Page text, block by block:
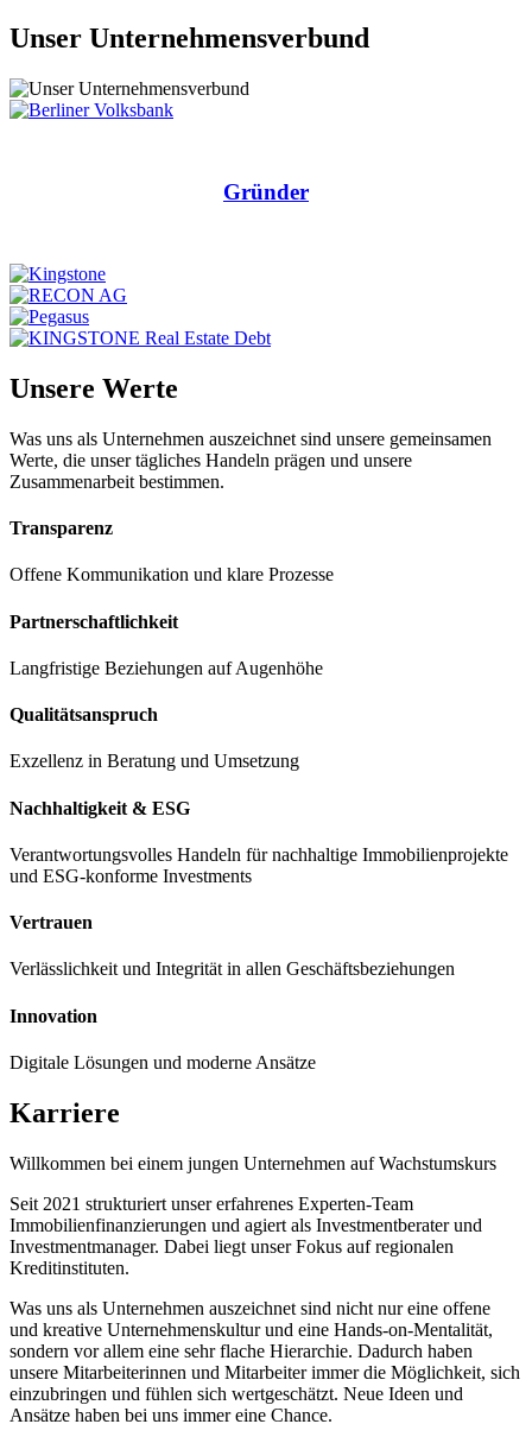
Unser Unternehmensverbund
Gründer
Unsere Werte
Was uns als Unternehmen auszeichnet sind unsere gemeinsamen
Werte, die unser tägliches Handeln prägen und unsere
Zusammenarbeit bestimmen.
Transparenz
Offene Kommunikation und klare Prozesse
Partnerschaftlichkeit
Langfristige Beziehungen auf Augenhöhe
Qualitätsanspruch
Exzellenz in Beratung und Umsetzung
Nachhaltigkeit & ESG
Verantwortungsvolles Handeln für nachhaltige Immobilienprojekte
und ESG-konforme Investments
Vertrauen
Verlässlichkeit und Integrität in allen Geschäftsbeziehungen
Innovation
Digitale Lösungen und moderne Ansätze
Karriere
Willkommen bei einem jungen Unternehmen auf Wachstumskurs
Seit 2021 strukturiert unser erfahrenes Experten-Team
Immobilienfinanzierungen und agiert als Investmentberater und
Investmentmanager. Dabei liegt unser Fokus auf regionalen
Kreditinstituten.
Was uns als Unternehmen auszeichnet sind nicht nur eine offene
und kreative Unternehmenskultur und eine Hands-on-Mentalität,
sondern vor allem eine sehr flache Hierarchie. Dadurch haben
unsere Mitarbeiterinnen und Mitarbeiter immer die Möglichkeit, sich
einzubringen und fühlen sich wertgeschätzt. Neue Ideen und
Ansätze haben bei uns immer eine Chance.